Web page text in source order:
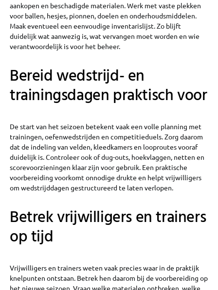
aankopen en beschadigde materialen. Werk met vaste plekken
voor ballen, hesjes, pionnen, doelen en onderhoudsmiddelen.
Maak eventueel een eenvoudige inventarislijst. Zo blijft
duidelijk wat aanwezig is, wat vervangen moet worden en wie
verantwoordelijk is voor het beheer.
Bereid wedstrijd- en
trainingsdagen praktisch voor
De start van het seizoen betekent vaak een volle planning met
trainingen, oefenwedstrijden en competitieduels. Zorg daarom
dat de indeling van velden, kleedkamers en looproutes vooraf
duidelijk is. Controleer ook of dug-outs, hoekvlaggen, netten en
scorevoorzieningen klaar zijn voor gebruik. Een praktische
voorbereiding voorkomt onnodige drukte en helpt vrijwilligers
om wedstrijddagen gestructureerd te laten verlopen.
Betrek vrijwilligers en trainers
op tijd
Vrijwilligers en trainers weten vaak precies waar in de praktijk
knelpunten ontstaan. Betrek hen daarom bij de voorbereiding op
het nieuwe seizoen. Vraag welke materialen ontbreken, welke